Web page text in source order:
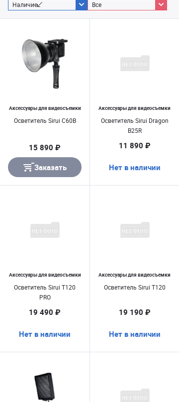
Наличие Все
Аксессуары для видеосъемки
Осветитель Sirui C60B
15 890 ₽
Заказать
Аксессуары для видеосъемки
Осветитель Sirui Dragon
B25R
11 890 ₽
Нет в наличии
Аксессуары для видеосъемки
Осветитель Sirui T120
PRO
19 490 ₽
Нет в наличии
Аксессуары для видеосъемки
Осветитель Sirui T120
19 190 ₽
Нет в наличии